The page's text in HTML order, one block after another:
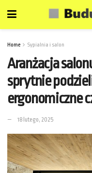
Home Sypialnia i salon
Aranżacja
sprytnie
ergonomiczne
18 lutego, 2025